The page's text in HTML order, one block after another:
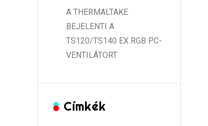
A THERMALTAKE
BEJELENTI A
TS120/TS140 EX RGB PC-
VENTILÁTORT
Címkék